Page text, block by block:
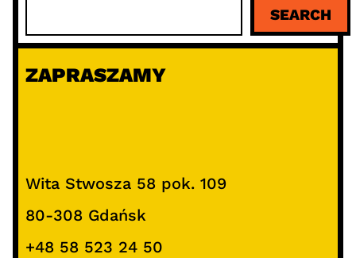
u
a
SEARCH
ZAPRASZAMY
Wita Stwosza 58 pok. 109
80-308 Gdańsk
+48 58 523 24 50